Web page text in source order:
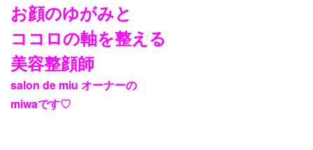
お顔のゆがみと
ココロの軸を整える
美容整顔師
salon de miu オーナーの
miwaです♡